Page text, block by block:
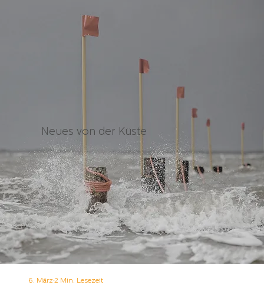
Neues von der Küste
6. März 2 Min. Lesezeit